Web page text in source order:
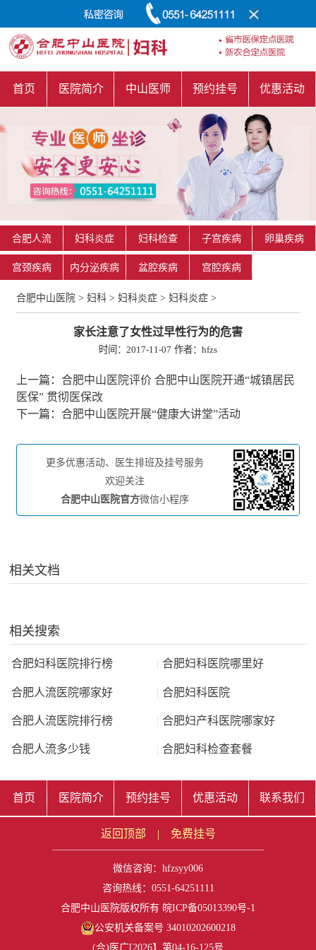
首页 医院简介 中山医师 预约挂号 优惠活动
合肥人流 妇科炎症 妇科检查 子宫疾病 卵巢疾病
宫颈疾病 内分泌疾病 盆腔疾病 宫腔疾病
合肥中山医院 >妇科 >妇科炎症 >妇科炎症 >
家长注意了女性过早性行为的危害
时间：2017-11-07 作者：hfzs
上一篇：合肥中山医院评价 合肥中山医院开通“城镇居民
医保” 贯彻医保改
下一篇：合肥中山医院开展“健康大讲堂”活动
更多优惠活动、医生排班及挂号服务
欢迎关注
合肥中山医院官方微信小程序
相关文档
相关搜索
合肥妇科医院排行榜 | 合肥妇科医院哪里好
合肥人流医院哪家好 | 合肥妇科医院
合肥人流医院排行榜 | 合肥妇产科医院哪家好
合肥人流多少钱 | 合肥妇科检查套餐
首页 医院简介 预约挂号 优惠活动 联系我们
返回顶部 | 免费挂号
微信咨询： hfzsyy006
咨询热线：0551-64251111
合肥中山医院版权所有 皖ICP备05013390号-1
公安机关备案号 34010202600218
(合)医广[2026】第04-16-125号